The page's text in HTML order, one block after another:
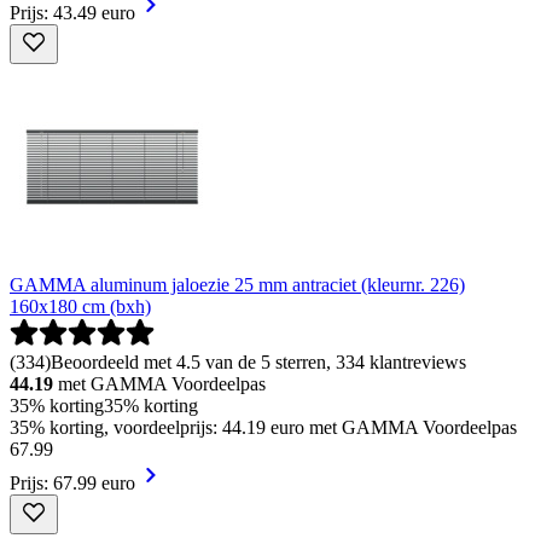
Prijs: 43.49 euro
GAMMA aluminum jaloezie 25 mm antraciet (kleurnr. 226)
160x180 cm (bxh)
(334)Beoordeeld met 4.5 van de 5 sterren, 334 klantreviews
44.19 met GAMMA Voordeelpas
35% korting35% korting
35% korting, voordeelprijs: 44.19 euro met GAMMA Voordeelpas
67.99
Prijs: 67.99 euro